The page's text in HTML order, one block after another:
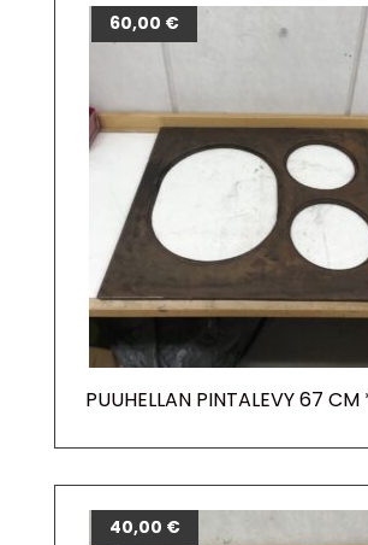
PUUHELLAN PINTALEVY 67
60,00 €
40,00 €